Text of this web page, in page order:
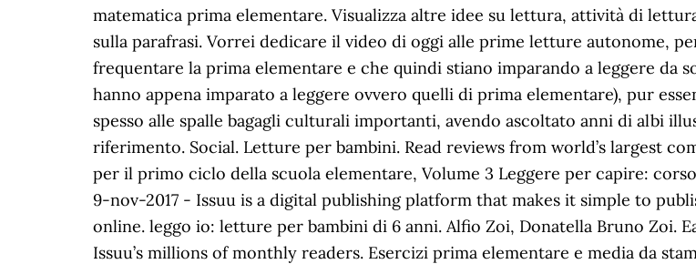
matematica prima elementare. Visualizza altre idee su lettura, attività di
sulla parafrasi. Vorrei dedicare il video di oggi alle prime letture autonome,
frequentare la prima elementare e che quindi stiano imparando a leggere
hanno appena imparato a leggere ovvero quelli di prima elementare), pur
spesso alle spalle bagagli culturali importanti, avendo ascoltato anni di albi
riferimento. Social. Letture per bambini. Read reviews from world’s largest
per il primo ciclo della scuola elementare, Volume 3 Leggere per capire:
9-nov-2017 - Issuu is a digital publishing platform that makes it simple to
online. leggo io: letture per bambini di 6 anni. Alfio Zoi, Donatella Bruno Zoi.
Issuu’s millions of monthly readers. Esercizi prima elementare e media da